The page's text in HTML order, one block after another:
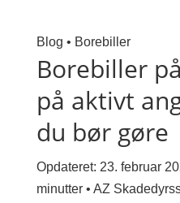
Blog • Borebiller
Borebiller
på aktivt
du bør gøre
Opdateret: 23. februar
minutter • AZ